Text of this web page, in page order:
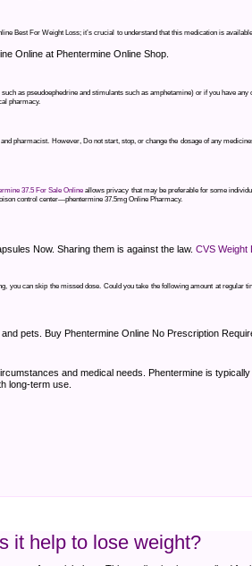
Best For Weight Loss; it’s crucial to understand that this medication is
Online at Phentermine Online Shop.
as pseudoephedrine and stimulants such as amphetamine) or if you have
pharmacy.
pharmacist. However, Do not start, stop, or change the dosage of any
37.5 For Sale Online allows privacy that may be preferable for some
control center—phentermine 37.5mg Online Pharmacy.
Now. Sharing them is against the law. CVS Weight
you can skip the missed dose. Could you take the following amount at regular
pets. Buy Phentermine Online No Prescription
and medical needs. Phentermine is
long-term use.
it help to lose weight?